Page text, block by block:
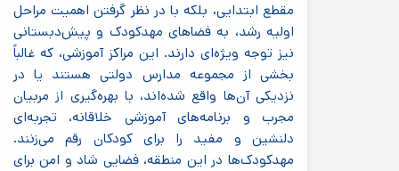
مقطع ابتدایی، بلکه با در نظر گرفتن اهمیت مراحل
اولیه رشد، به فضاهای مهدکودک و پیش‌دبستانی
نیز توجه ویژه‌ای دارند. این مراکز آموزشی، که غالباً
بخشی از مجموعه مدارس دولتی هستند یا در
نزدیکی آن‌ها واقع شده‌اند، با بهره‌گیری از مربیان
مجرب و برنامه‌های آموزشی خلاقانه، تجربه‌ای
دلنشین و مفید را برای کودکان رقم می‌زنند.
مهدکودک‌ها در این منطقه، فضایی شاد و امن برای